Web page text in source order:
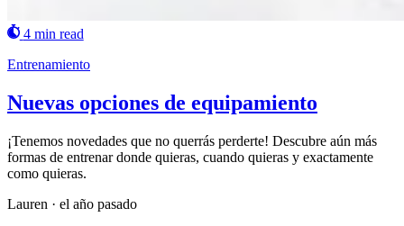
4 min read
Entrenamiento
Nuevas opciones de equipamiento
¡Tenemos novedades que no querrás perderte! Descubre aún más
formas de entrenar donde quieras, cuando quieras y exactamente
como quieras.
Lauren · el año pasado